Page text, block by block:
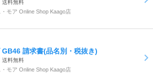
送料無料
モア Online Shop Kaago店
GB46 請求書(品名別・税抜き)
送料無料
モア Online Shop Kaago店